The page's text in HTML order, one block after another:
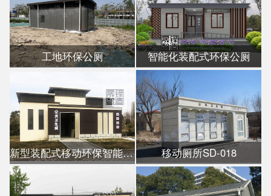
工地环保公厕 智能化装配式环保公厕
新型装配式移动环保智能公厕 移动厕所SD-018